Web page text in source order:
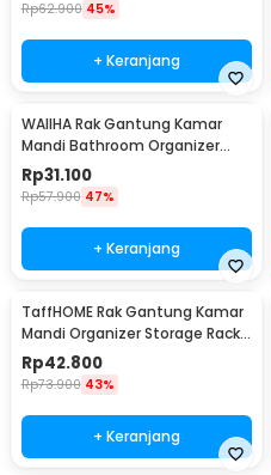
Rp62.900 45%
+ Keranjang
WAIIHA Rak Gantung Kamar
Mandi Bathroom Organizer
Rack Stainless Steel S - W21
Rp31.100
Rp57.900 47%
+ Keranjang
TaffHOME Rak Gantung Kamar
Mandi Organizer Storage Rack -
1P
Rp42.800
Rp73.900 43%
+ Keranjang